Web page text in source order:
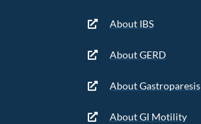
About IBS
About GERD
About Gastroparesis
About GI Motility